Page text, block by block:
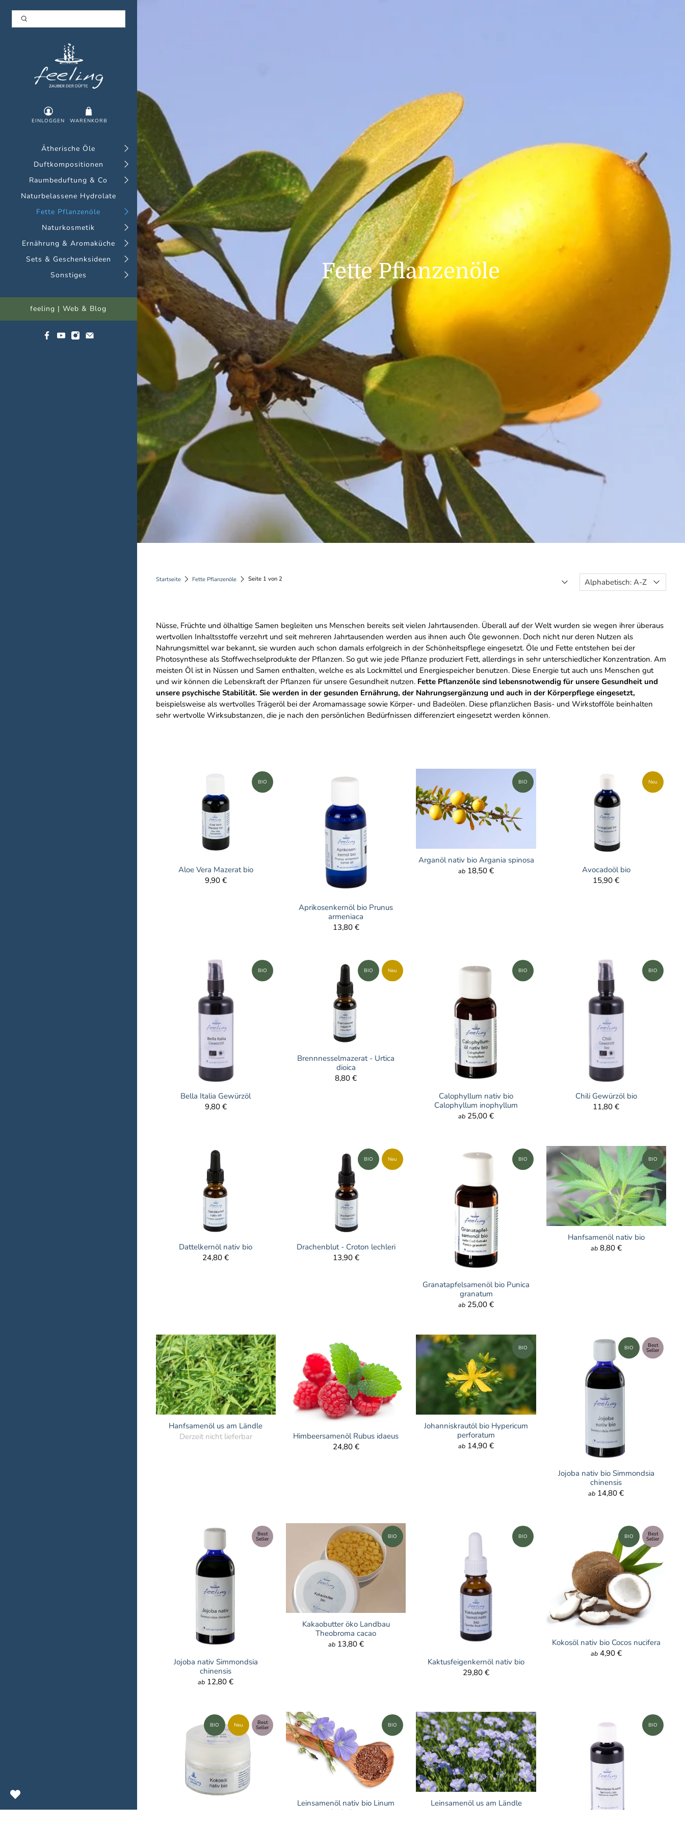
EINLOGGEN WARENKORB
Ätherische Öle
Duftkompositionen
Raumbeduftung & Co
Naturbelassene Hydrolate
Fette Pflanzenöle
Naturkosmetik
Ernährung & Aromaküche
Sets & Geschenksideen
Sonstiges
feeling | Web & Blog
Fette Pflanzenöle
Startseite Fette Pflanzenöle Seite 1 von 2
Nüsse, Früchte und ölhaltige Samen begleiten uns Menschen bereits seit vielen Jahrtausenden. Überall auf der Welt wurden sie wegen ihrer überaus
wertvollen Inhaltsstoffe verzehrt und seit mehreren Jahrtausenden werden aus ihnen auch Öle gewonnen. Doch nicht nur deren Nutzen als
Nahrungsmittel war bekannt, sie wurden auch schon damals erfolgreich in der Schönheitspflege eingesetzt. Öle und Fette entstehen bei der
Photosynthese als Stoffwechselprodukte der Pflanzen. So gut wie jede Pflanze produziert Fett, allerdings in sehr unterschiedlicher Konzentration. Am
meisten Öl ist in Nüssen und Samen enthalten, welche es als Lockmittel und Energiespeicher benutzen. Diese Energie tut auch uns Menschen gut
und wir können die Lebenskraft der Pflanzen für unsere Gesundheit nutzen. Fette Pflanzenöle sind lebensnotwendig für unsere Gesundheit und
unsere psychische Stabilität. Sie werden in der gesunden Ernährung, der Nahrungsergänzung und auch in der Körperpflege eingesetzt,
beispielsweise als wertvolles Trägeröl bei der Aromamassage sowie Körper- und Badeölen. Diese pflanzlichen Basis- und Wirkstofföle beinhalten
sehr wertvolle Wirksubstanzen, die je nach den persönlichen Bedürfnissen differenziert eingesetzt werden können.
BIO
Aloe Vera Mazerat bio
9,90 €
Aprikosenkernöl bio Prunus
armeniaca
13,80 €
BIO
Arganöl nativ bio Argania spinosa
ab 18,50 €
Neu
Avocadoöl bio
15,90 €
BIO
Bella Italia Gewürzöl
9,80 €
Neu
BIO
Brennnesselmazerat - Urtica
dioica
8,80 €
BIO
Calophyllum nativ bio
Calophyllum inophyllum
ab 25,00 €
BIO
Chili Gewürzöl bio
11,80 €
Dattelkernöl nativ bio
24,80 €
Neu
BIO
Drachenblut - Croton lechleri
13,90 €
BIO
Granatapfelsamenöl bio Punica
granatum
ab 25,00 €
BIO
Hanfsamenöl nativ bio
ab 8,80 €
Hanfsamenöl us am Ländle
Derzeit nicht lieferbar
Himbeersamenöl Rubus idaeus
24,80 €
BIO
Johanniskrautöl bio Hypericum
perforatum
ab 14,90 €
Best
Seller
BIO
Jojoba nativ bio Simmondsia
chinensis
ab 14,80 €
Best
Seller
Jojoba nativ Simmondsia
chinensis
ab 12,80 €
BIO
Kakaobutter öko Landbau
Theobroma cacao
ab 13,80 €
BIO
Kaktusfeigenkernöl nativ bio
29,80 €
Best
Seller
BIO
Kokosöl nativ bio Cocos nucifera
ab 4,90 €
Best
Seller
Neu
BIO BIO
Leinsamenöl nativ bio Linum
usitatissimum
Leinsamenöl us am Ländle
BIO